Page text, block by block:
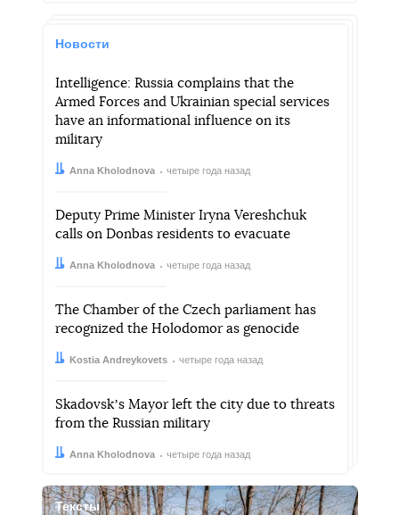
Новости
Intelligence: Russia complains that the
Armed Forces and Ukrainian special services
have an informational influence on its
military
Автор:
Anna Kholodnova
Дата: четыре года назад
Deputy Prime Minister Iryna Vereshchuk
calls on Donbas residents to evacuate
Автор:
Anna Kholodnova
Дата: четыре года назад
The Chamber of the Czech parliament has
recognized the Holodomor as genocide
Автор:Kostia Andreykovets
Дата: четыре года назад
Skadovskʼs Mayor left the city due to threats
from the Russian military
Автор:
Anna Kholodnova
Дата: четыре года назад
Тексты